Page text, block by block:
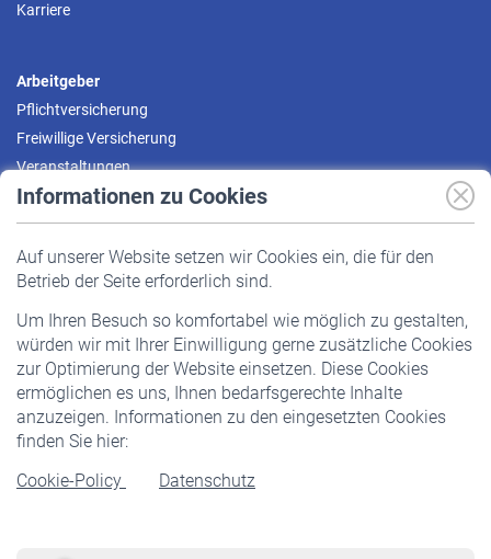
Informationen zu Cookies
Auf unserer Website setzen wir Cookies ein, die für den
Betrieb der Seite erforderlich sind.
Um Ihren Besuch so komfortabel wie möglich zu gestalten,
würden wir mit Ihrer Einwilligung gerne zusätzliche Cookies
zur Optimierung der Website einsetzen. Diese Cookies
ermöglichen es uns, Ihnen bedarfsgerechte Inhalte
anzuzeigen. Informationen zu den eingesetzten Cookies
finden Sie hier:
Cookie-Policy
Datenschutz
Karriere
Arbeitgeber
Pflichtversicherung
Freiwillige Versicherung
Veranstaltungen
Pflichtversicherung
Staatliche Förderung
Veranstaltungen
Rentner
Rentenbeginn
Rente beantragen